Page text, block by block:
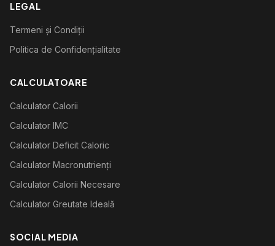
LEGAL
Termeni și Condiții
Politica de Confidențialitate
CALCULATOARE
Calculator Calorii
Calculator IMC
Calculator Deficit Caloric
Calculator Macronutrienți
Calculator Calorii Necesare
Calculator Greutate Ideală
SOCIAL MEDIA